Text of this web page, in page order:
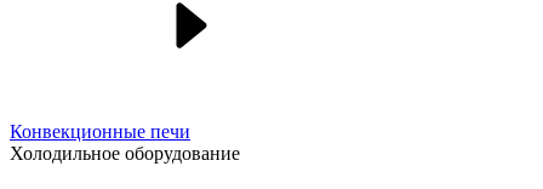
Конвекционные печи
Холодильное оборудование